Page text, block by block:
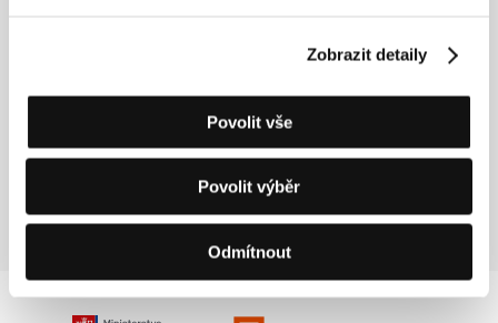
Zobrazit detaily
Povolit vše
Povolit výběr
Odmítnout
The Match Factory
Domstrasse 60, 50668, Cologne
Německo
info@matchfactory.de